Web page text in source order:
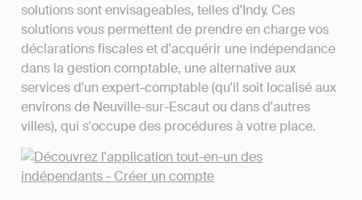
solutions sont envisageables, telles d'Indy. Ces
solutions vous permettent de prendre en charge vos
déclarations fiscales et d'acquérir une indépendance
dans la gestion comptable, une alternative aux
services d'un expert-comptable (qu'il soit localisé aux
environs de Neuville-sur-Escaut ou dans d'autres
villes), qui s'occupe des procédures à votre place.